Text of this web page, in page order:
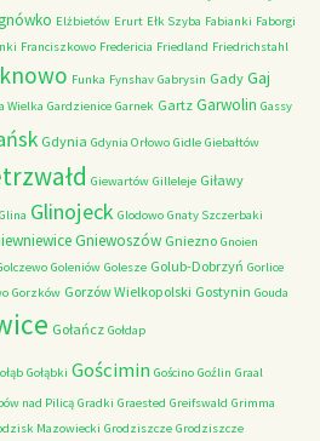
Elżbietów Erurt Ełk Szyba Fabianki Faborgi
Franciszkowo Fredericia Friedland Friedrichstahl
Funka Fynshav Gabrysin Gady Gaj
Wielka Gardzienice Garnek Gartz Garwolin Gassy
Gdynia Gdynia Orłowo Gidle Giebałtów
Giewartów Gilleleje Giławy
Glina Glinojeck Glodowo Gnaty Szczerbaki
Gniewoszów Gniezno Gnoien
Goleniów Golesze Golub-Dobrzyń Gorlice
Gorzków Gorzów Wielkopolski Gostynin Gouda
Gołańcz Gołdap
Gołąbki Gościmin Gościno Goźlin Graal
nad Pilicą Gradki Graested Greifswald Grimma
Mazowiecki Grodziszcze Grodziszcze